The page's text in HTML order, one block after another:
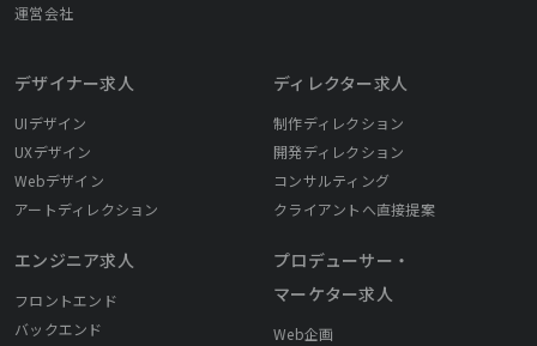
運営会社
デザイナー求人
UIデザイン
UXデザイン
Webデザイン
アートディレクション
エンジニア求人
フロントエンド
バックエンド
ディレクター求人
制作ディレクション
開発ディレクション
コンサルティング
クライアントへ直接提案
プロデューサー・
マーケター求人
Web企画